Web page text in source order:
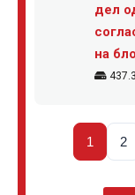
дел
на
1 2